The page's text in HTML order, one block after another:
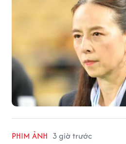
PHIM ẢNH 3 giờ trước